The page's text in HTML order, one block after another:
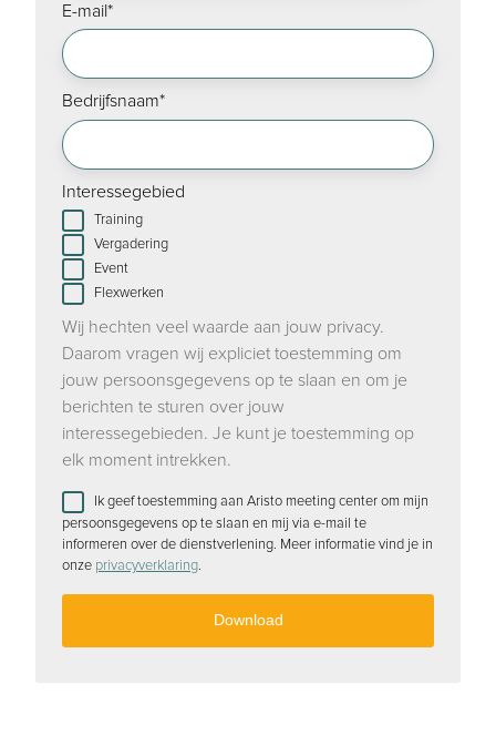
E-mail*
Bedrijfsnaam*
Interessegebied
Training
Vergadering
Event
Flexwerken
Wij hechten veel waarde aan jouw privacy.
Daarom vragen wij expliciet toestemming om
jouw persoonsgegevens op te slaan en om je
berichten te sturen over jouw
interessegebieden. Je kunt je toestemming op
elk moment intrekken.
Ik geef toestemming aan Aristo meeting center om mijn
persoonsgegevens op te slaan en mij via e-mail te
informeren over de dienstverlening. Meer informatie vind je in
onze privacyverklaring.